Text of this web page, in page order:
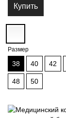
Купить
Размер
38 40 42
48 50